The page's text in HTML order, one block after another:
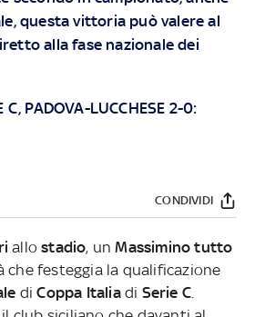
questa vittoria può valere al
alla fase nazionale dei
C, PADOVA-LUCCHESE 2-0:
CONDIVIDI
allostadio, unMassimino tutto
che festeggia la qualificazione
diCoppa Italiadi Serie C